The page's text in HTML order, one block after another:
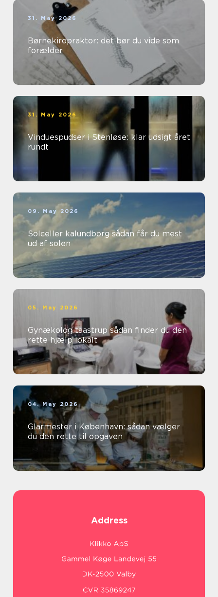
31. May 2026
Børnekiropraktor: det bør du vide som
forælder
31. May 2026
Vinduespudser i Stenløse: klar udsigt året
rundt
09. May 2026
Solceller kalundborg sådan får du mest
ud af solen
05. May 2026
Gynækolog taastrup sådan finder du den
rette hjælp lokalt
04. May 2026
Glarmester i København: sådan vælger
du den rette til opgaven
Address